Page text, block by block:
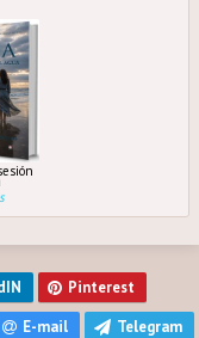
Pinterest
E-mail Telegram